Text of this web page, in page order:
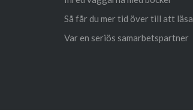
Så får du mer tid över till att läsa
Var en seriös samarbetspartner